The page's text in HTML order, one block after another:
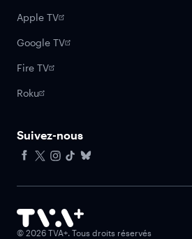
Apple TV
Google TV
Fire TV
Roku
Suivez-nous
© 2026 TVA+. Tous droits réservés